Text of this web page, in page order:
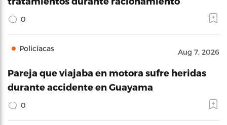
0
Policíacas Aug 7, 2026
Pareja que viajaba en motora sufre heridas
durante accidente en Guayama
0